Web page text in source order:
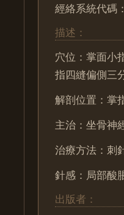
經絡系統代碼
描述：
穴位：掌面小
指四縫偏側三
解剖位置：掌
主治：坐骨神
治療方法：刺
針感：局部酸
出版者：